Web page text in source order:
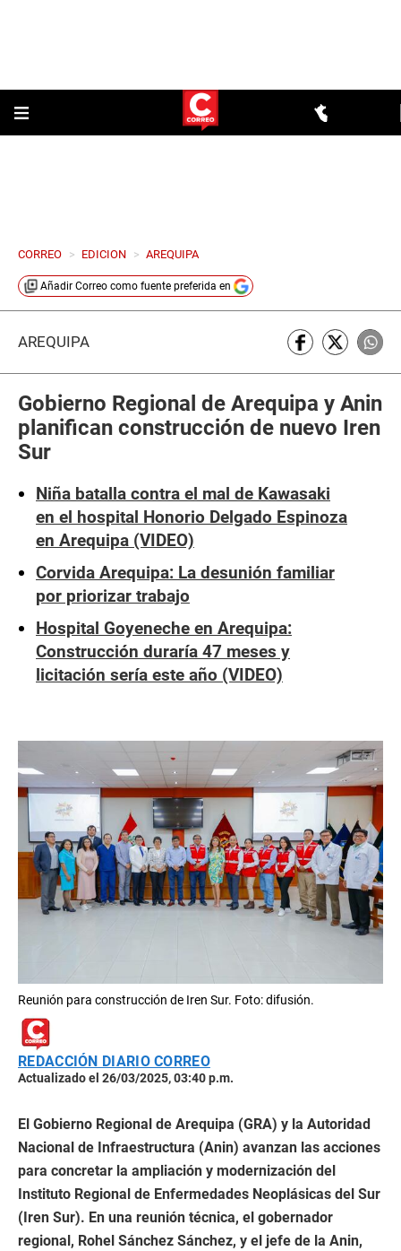
CORREO > EDICION > AREQUIPA
Añadir Correo como fuente preferida en
AREQUIPA
Gobierno Regional de Arequipa y Anin
planifican construcción de nuevo Iren
Sur
Niña batalla contra el mal de Kawasaki
en el hospital Honorio Delgado Espinoza
en Arequipa (VIDEO)
Corvida Arequipa: La desunión familiar
por priorizar trabajo
Hospital Goyeneche en Arequipa:
Construcción duraría 47 meses y
licitación sería este año (VIDEO)
Reunión para construcción de Iren Sur. Foto: difusión.
REDACCIÓN DIARIO CORREO
Actualizado el 26/03/2025, 03:40 p.m.
El Gobierno Regional de Arequipa (GRA) y la Autoridad
Nacional de Infraestructura (Anin) avanzan las acciones
para concretar la ampliación y modernización del
Instituto Regional de Enfermedades Neoplásicas del Sur
(Iren Sur). En una reunión técnica, el gobernador
regional, Rohel Sánchez Sánchez, y el jefe de la Anin,